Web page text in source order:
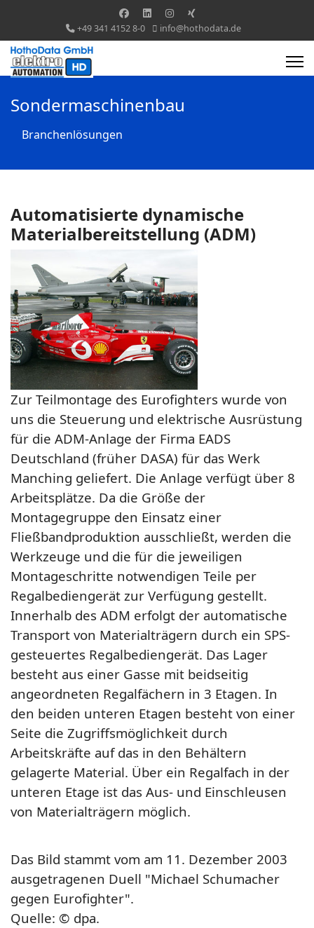
+49 341 4152 8-0 info@hothodata.de
Sondermaschinenbau
Branchenlösungen
Automatisierte dynamische
Materialbereitstellung (ADM)
Zur Teilmontage des Eurofighters wurde von
uns die Steuerung und elektrische Ausrüstung
für die ADM-Anlage der Firma EADS
Deutschland (früher DASA) für das Werk
Manching geliefert. Die Anlage verfügt über 8
Arbeitsplätze. Da die Größe der
Montagegruppe den Einsatz einer
Fließbandproduktion ausschließt, werden die
Werkzeuge und die für die jeweiligen
Montageschritte notwendigen Teile per
Regalbediengerät zur Verfügung gestellt.
Innerhalb des ADM erfolgt der automatische
Transport von Materialträgern durch ein SPS-
gesteuertes Regalbediengerät. Das Lager
besteht aus einer Gasse mit beidseitig
angeordneten Regalfächern in 3 Etagen. In
den beiden unteren Etagen besteht von einer
Seite die Zugriffsmöglichkeit durch
Arbeitskräfte auf das in den Behältern
gelagerte Material. Über ein Regalfach in der
unteren Etage ist das Aus- und Einschleusen
von Materialträgern möglich.
Das Bild stammt vom am 11. Dezember 2003
ausgetragenen Duell "Michael Schumacher
gegen Eurofighter".
Quelle: © dpa.